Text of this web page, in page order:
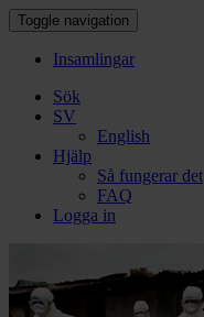
Toggle navigation
Insamlingar
Sök
SV
English
Hjälp
Så fungerar det
FAQ
Logga in